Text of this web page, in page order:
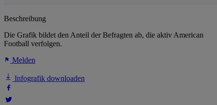
Beschreibung
Die Grafik bildet den Anteil der Befragten ab, die aktiv American
Football verfolgen.
Melden
Infografik downloaden